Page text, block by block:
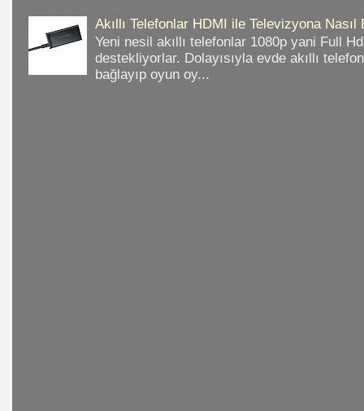
Akıllı Telefonlar HDMI ile Televizyona Nasıl
Yeni nesil akıllı telefonlar 1080p yani Full
destekliyorlar. Dolayısıyla evde akıllı
bağlayıp oyun oy...